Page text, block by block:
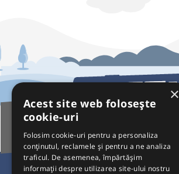
Pentru Călători
×
Acest site web folosește
cookie-uri
Folosim cookie-uri pentru a personaliza
conținutul, reclamele și pentru a ne analiza
traficul. De asemenea, împărtășim
informații despre utilizarea site-ului nostru